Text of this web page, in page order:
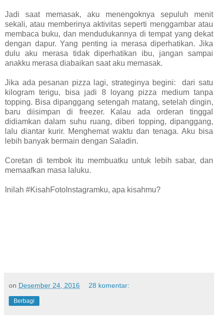
Jadi saat memasak, aku menengoknya sepuluh menit
sekali, atau memberinya aktivitas seperti menggambar atau
membaca buku, dan mendudukannya di tempat yang dekat
dengan dapur. Yang penting ia merasa diperhatikan. Jika
dulu aku merasa tidak diperhatikan ibu, jangan sampai
anakku merasa diabaikan saat aku memasak.
Jika ada pesanan pizza lagi, strateginya begini: dari satu
kilogram terigu, bisa jadi 8 loyang pizza medium tanpa
topping. Bisa dipanggang setengah matang, setelah dingin,
baru diisimpan di freezer. Kalau ada orderan tinggal
didiamkan dalam suhu ruang, diberi topping, dipanggang,
lalu diantar kurir. Menghemat waktu dan tenaga. Aku bisa
lebih banyak bermain dengan Saladin.
Coretan di tembok itu membuatku untuk lebih sabar, dan
memaafkan masa laluku.
Inilah #KisahFotoInstagramku, apa kisahmu?
on Desember 24, 2016 28 komentar:
Berbagi